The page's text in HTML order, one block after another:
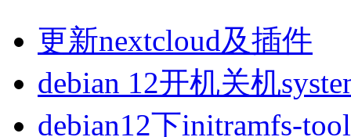
更新nextcloud及插件
debian 12开机关机
debian12下initramfs-